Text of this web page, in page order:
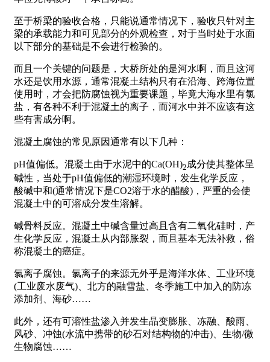
至于桥梁的验收合格，只能说通常情况下，验收只针对主
梁的承载能力和可见部分的外观检查，对于当时处于水面
以下部分的基础是不会进行检验的。
而且一个关键的问题是，大桥所处的是河水啊，而且这河
水还是饮用水源，通常混凝土结构只有在沿海、跨海位置
使用时，才会把防腐蚀视为重要课题，毕竟大海水里有氯
盐，有各种不利于混凝土的离子，而河水中并不应该有这
些有害成分啊。
混凝土腐蚀的常见原因通常有以下几种：
pH值偏低。混凝土由于水泥中的Ca(OH)2 成分使其整体呈
碱性，当处于pH值偏低的潮湿环境时，发生化学反应，
酸碱中和(通常情况下是CO2溶于水的醋酸)，严重的会使
混凝土中的可溶成分发生溶解。
碱骨料反应。混凝土中碱含量过高且含有二氧化硅时，产
生化学反应，混凝土从内部胀裂，而且基本无法补救，俗
称混凝土的癌症。
氯离子腐蚀。氯离子的来源无外乎是海洋水体、工业环境
(工业废水废气)、北方的融雪盐、冬季施工中加入的防冻
添加剂、海砂……
此外，还有可溶性盐渗入并发生晶变膨胀、冻融、酸雨、
风砂、冲蚀(水流中携带的砂石对结构物的冲击)、生物/微
生物腐蚀……